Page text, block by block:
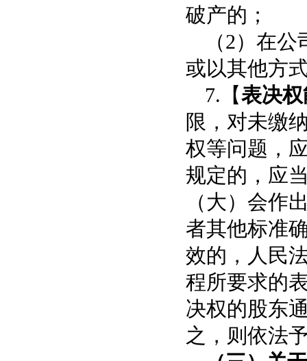
破产的；
（2）在
或以其他方
7.【表决
限，对未缴
权等问题，
规定的，应
（大）会作
者其他标准
效的，人民
程所要求的
决权的股东
之，则依法